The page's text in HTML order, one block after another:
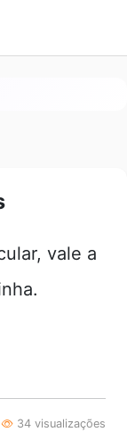
vale a
34 visualizações